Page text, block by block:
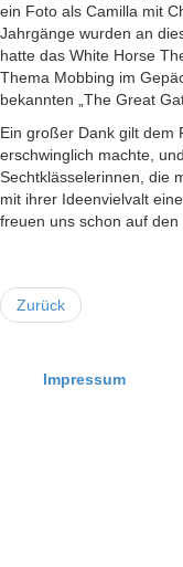
ein Foto als Camilla mit
Jahrgänge wurden an
hatte das White Horse
Thema Mobbing im
bekannten „The Great
Ein großer Dank gilt dem
erschwinglich machte,
Sechtklässelerinnen, die
mit ihrer Ideenvielvalt
freuen uns schon auf
Zurück
Impressum